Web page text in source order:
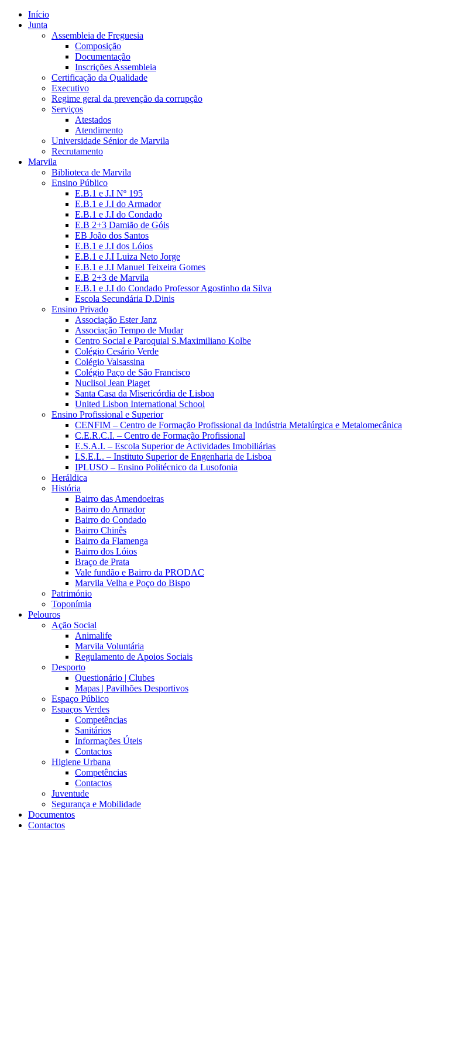
Início
Junta
Assembleia de Freguesia
Composição
Documentação
Inscrições Assembleia
Certificação da Qualidade
Executivo
Regime geral da prevenção da corrupção
Serviços
Atestados
Atendimento
Universidade Sénior de Marvila
Recrutamento
Marvila
Biblioteca de Marvila
Ensino Público
E.B.1 e J.I Nº 195
E.B.1 e J.I do Armador
E.B.1 e J.I do Condado
E.B 2+3 Damião de Góis
EB João dos Santos
E.B.1 e J.I dos Lóios
E.B.1 e J.I Luiza Neto Jorge
E.B.1 e J.I Manuel Teixeira Gomes
E.B 2+3 de Marvila
E.B.1 e J.I do Condado Professor Agostinho da Silva
Escola Secundária D.Dinis
Ensino Privado
Associação Ester Janz
Associação Tempo de Mudar
Centro Social e Paroquial S.Maximiliano Kolbe
Colégio Cesário Verde
Colégio Valsassina
Colégio Paço de São Francisco
Nuclisol Jean Piaget
Santa Casa da Misericórdia de Lisboa
United Lisbon International School
Ensino Profissional e Superior
CENFIM – Centro de Formação Profissional da Indústria Metalúrgica e Metalomecânica
C.E.R.C.I. – Centro de Formação Profissional
E.S.A.I. – Escola Superior de Actividades Imobiliárias
I.S.E.L. – Instituto Superior de Engenharia de Lisboa
IPLUSO – Ensino Politécnico da Lusofonia
Heráldica
História
Bairro das Amendoeiras
Bairro do Armador
Bairro do Condado
Bairro Chinês
Bairro da Flamenga
Bairro dos Lóios
Braço de Prata
Vale fundão e Bairro da PRODAC
Marvila Velha e Poço do Bispo
Património
Toponímia
Pelouros
Ação Social
Animalife
Marvila Voluntária
Regulamento de Apoios Sociais
Desporto
Questionário | Clubes
Mapas | Pavilhões Desportivos
Espaço Público
Espaços Verdes
Competências
Sanitários
Informações Úteis
Contactos
Higiene Urbana
Competências
Contactos
Juventude
Segurança e Mobilidade
Documentos
Contactos